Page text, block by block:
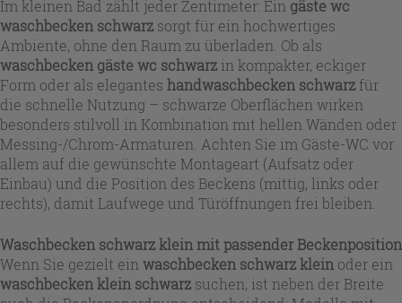
Im kleinen Bad zählt jeder Zentimeter: Ein gäste wc
waschbecken schwarz sorgt für ein hochwertiges
Ambiente, ohne den Raum zu überladen. Ob als
waschbecken gäste wc schwarz in kompakter, eckiger
Form oder als elegantes handwaschbecken schwarz für
die schnelle Nutzung – schwarze Oberflächen wirken
besonders stilvoll in Kombination mit hellen Wänden oder
Messing-/Chrom-Armaturen. Achten Sie im Gäste-WC vor
allem auf die gewünschte Montageart (Aufsatz oder
Einbau) und die Position des Beckens (mittig, links oder
rechts), damit Laufwege und Türöffnungen frei bleiben.
Waschbecken schwarz klein mit passender Beckenposition
Wenn Sie gezielt ein waschbecken schwarz klein oder ein
waschbecken klein schwarz suchen, ist neben der Breite